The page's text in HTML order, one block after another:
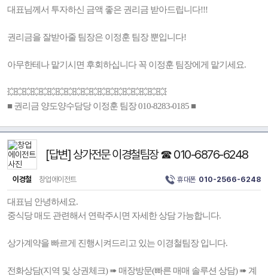
대표님께서 투자하신 금액 좋은 권리금 받아드립니다!!!
권리금을 잘받아줄 팀장은 이정훈 팀장 뿐입니다!
아무한테나 맡기시면 후회하십니다 꼭 이정훈 팀장에게 맡기세요.
💥💥💥💥💥💥💥💥💥💥💥💥💥💥💥💥💥💥💥
■ 권리금 양도양수담당 이정훈 팀장 010-8283-0185 ■
[답변] 상가전문 이경철팀장 ☎ 010-6876-6248
이경철 창업에이전트 휴대폰 010-2566-6248
대표님 안녕하세요.
중식당 매도 관련해서 연락주시면 자세한 상담 가능합니다.
상가계약을 빠르게 진행시켜드리고 있는 이경철팀장 입니다.
전화상담(지역 및 상권체크) ➠ 매장방문(빠른 매매 솔루션 상담) ➠ 계